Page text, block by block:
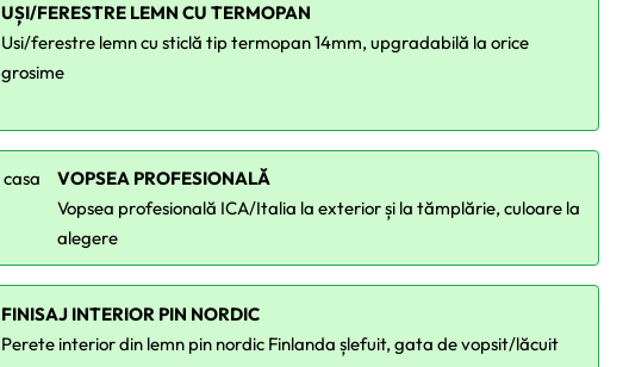
UȘI/FERESTRE LEMN CU TERMOPAN
Usi/ferestre lemn cu sticlă tip termopan 14mm, upgradabilă la orice
grosime
VOPSEA PROFESIONALĂ
Vopsea profesională ICA/Italia la exterior și la tămplărie, culoare la
alegere
FINISAJ INTERIOR PIN NORDIC
Perete interior din lemn pin nordic Finlanda șlefuit, gata de vopsit/lăcuit